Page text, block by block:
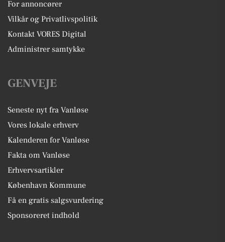
For annoncører
Vilkår og Privatlivspolitik
Kontakt VORES Digital
Administrer samtykke
GENVEJE
Seneste nyt fra Vanløse
Vores lokale erhverv
Kalenderen for Vanløse
Fakta om Vanløse
Erhvervsartikler
København Kommune
Få en gratis salgsvurdering
Sponsoreret indhold